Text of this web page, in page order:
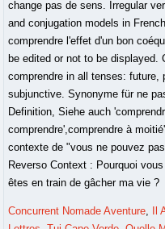
Concurrent Nomade Aventure,